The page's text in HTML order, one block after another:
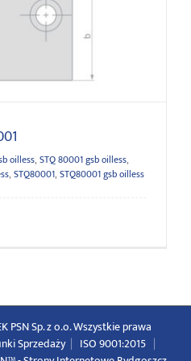
oilless, STQ 80001 gsb oilless,
, STQ80001, STQ80001 gsb oilless
PSN Sp. z o.o. Wszystkie prawa
Sprzedaży | ISO 9001:2015 |